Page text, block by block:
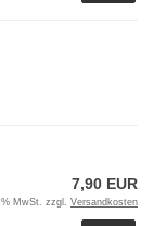
7,90 EUR
MwSt. zzgl. Versandkosten